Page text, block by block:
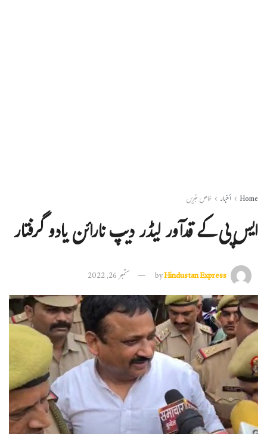
Home أخبار خاص خبریں
ایس پی کے قدآور لیڈر دیپ نارائن یادو گرفتار
byHindustan Express ستمبر 26, 2022